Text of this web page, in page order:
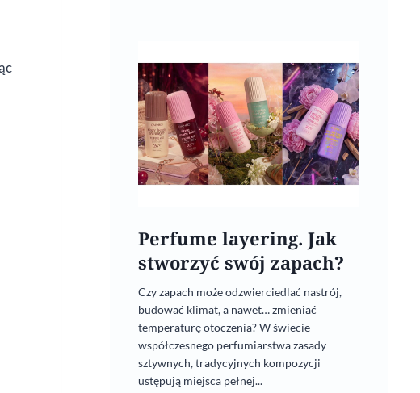
Perfume layering. Jak
stworzyć swój zapach?
Czy zapach może odzwierciedlać nastrój,
budować klimat, a nawet… zmieniać
temperaturę otoczenia? W świecie
współczesnego perfumiarstwa zasady
sztywnych, tradycyjnych kompozycji
ustępują miejsca pełnej...